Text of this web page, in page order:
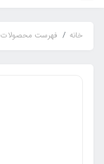
خانه فهرست محصولات